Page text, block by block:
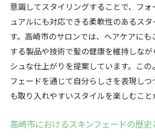
スキンフェードのバリエーシ
す新たな魅力
高崎市で試したいスキンフェ
ル
高崎市の若者に支持されるスキン
感と個性をプラス
スキンフェードが持つ清潔感
意識してスタイリングすることで、フ
ュアルにも対応できる柔軟性のあるス
す。高崎市のサロンでは、ヘアケアにも
する製品や技術で髪の健康を維持しな
シュな仕上がりを提案しています。この
フェードを通じて自分らしさを表現しつ
も取り入れやすいスタイルを楽しむこと
高崎市におけるスキンフェードの歴史